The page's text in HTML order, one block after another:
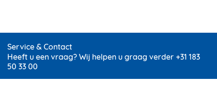
Service & Contact
Heeft u een vraag? Wij helpen u graag verder +31 183
50 33 00